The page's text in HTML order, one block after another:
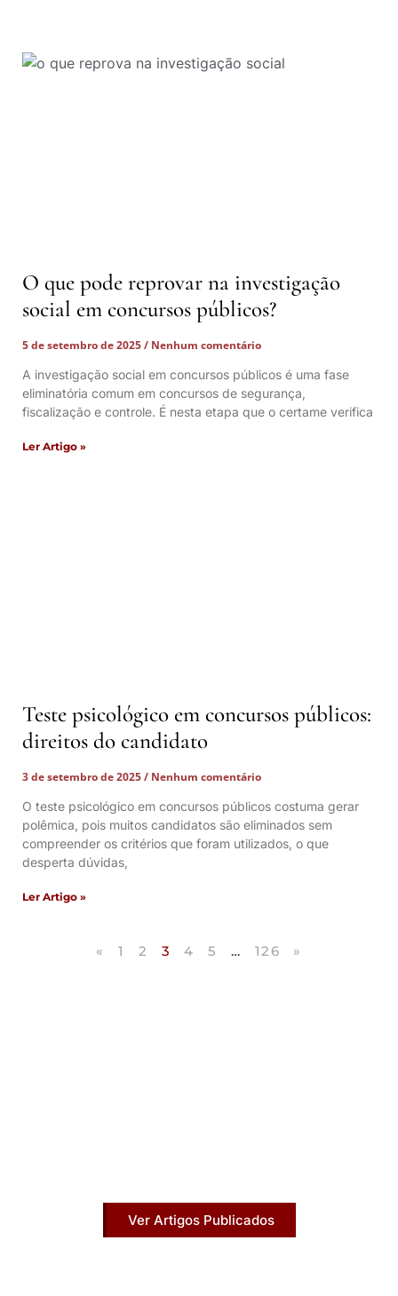
O que pode reprovar na investigação
social em concursos públicos?
5 de setembro de 2025
Nenhum comentário
A investigação social em concursos públicos é uma fase
eliminatória comum em concursos de segurança,
fiscalização e controle. É nesta etapa que o certame verifica
Ler Artigo »
Teste psicológico em concursos públicos:
direitos do candidato
3 de setembro de 2025
Nenhum comentário
O teste psicológico em concursos públicos costuma gerar
polêmica, pois muitos candidatos são eliminados sem
compreender os critérios que foram utilizados, o que
desperta dúvidas,
Ler Artigo »
« 1 2 3 4 5 … 126 »
Ver Artigos Publicados